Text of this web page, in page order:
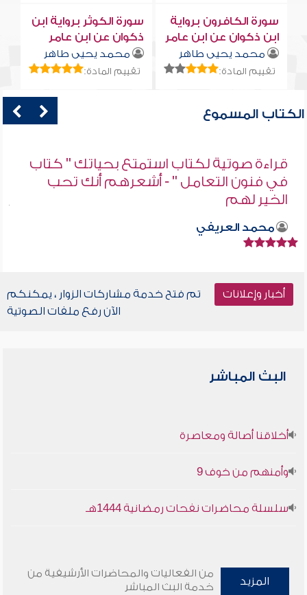
سورة الكافرون برواية
ابن ذكوان عن ابن عامر
محمد يحيى طاهر
تقييم المادة:
سورة الكوثر برواية ابن
ذكوان عن ابن عامر
محمد يحيى طاهر
تقييم المادة:
الكتاب المسموع
قراءة صوتية لكتاب استمتع بحياتك " كتاب
في فنون التعامل " - أشعرهم أنك تحب
الخير لهم
محمد العريفي
أخبار وإعلانات
تم فتح خدمة مشاركات الزوار ، يمكنكم
الآن رفع ملفات الصوتية
البث المباشر
أخلاقنا أصالة ومعاصرة
وأمنهم من خوف 9
سلسلة محاضرات نفحات رمضانية 1444هـ
المزيد
من الفعاليات والمحاضرات الأرشيفية من
خدمة البث المباشر